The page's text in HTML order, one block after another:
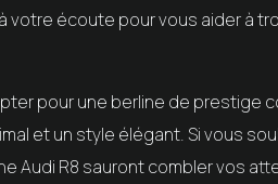
écoute pour vous aider à
pour une berline de prestige
et un style élégant. Si vous
Audi R8 sauront combler vos